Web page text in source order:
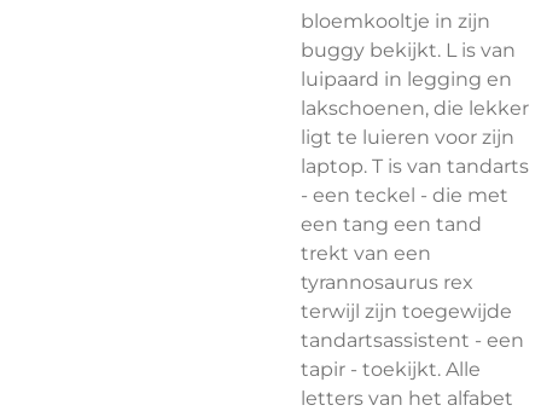
bloemkooltje in zijn
buggy bekijkt. L is van
luipaard in legging en
lakschoenen, die lekker
ligt te luieren voor zijn
laptop. T is van tandarts
- een teckel - die met
een tang een tand
trekt van een
tyrannosaurus rex
terwijl zijn toegewijde
tandartsassistent - een
tapir - toekijkt. Alle
letters van het alfabet